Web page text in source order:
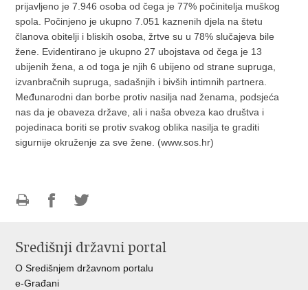
prijavljeno je 7.946 osoba od čega je 77% počinitelja muškog
spola. Počinjeno je ukupno 7.051 kaznenih djela na štetu
članova obitelji i bliskih osoba, žrtve su u 78% slučajeva bile
žene. Evidentirano je ukupno 27 ubojstava od čega je 13
ubijenih žena, a od toga je njih 6 ubijeno od strane supruga,
izvanbračnih supruga, sadašnjih i bivših intimnih partnera.
Međunarodni dan borbe protiv nasilja nad ženama, podsjeća
nas da je obaveza države, ali i naša obveza kao društva i
pojedinaca boriti se protiv svakog oblika nasilja te graditi
sigurnije okruženje za sve žene. (www.sos.hr)
FacebookuTwitteru
Središnji državni portal
O Središnjem državnom portalu
e-Građani